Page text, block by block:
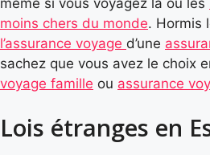
moins chers du monde. Hormis
l’assurance voyage d’une
sachez que vous avez le choix
voyage famille ou assurance
Lois étranges en